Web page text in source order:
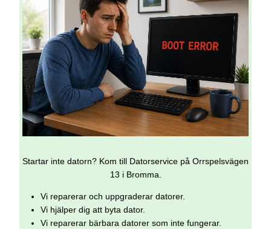
Startar inte datorn? Kom till Datorservice på Orrspelsvägen
13 i Bromma.
Vi reparerar och uppgraderar datorer.
Vi hjälper dig att byta dator.
Vi reparerar bärbara datorer som inte fungerar.